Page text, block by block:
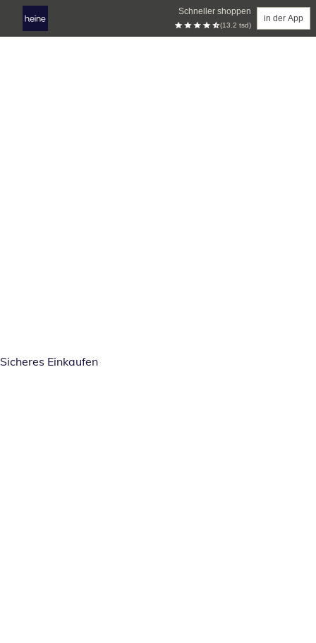
Schneller shoppen
(13.2 tsd)
in der App
Sicheres Einkaufen